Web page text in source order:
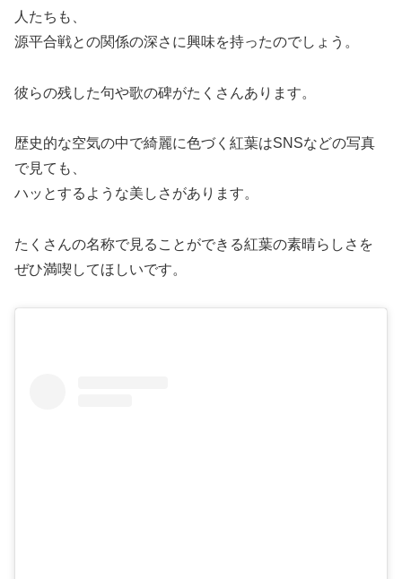
人たちも、
源平合戦との関係の深さに興味を持ったのでしょう。
彼らの残した句や歌の碑がたくさんあります。
歴史的な空気の中で綺麗に色づく紅葉はSNSなどの写真
で見ても、
ハッとするような美しさがあります。
たくさんの名称で見ることができる紅葉の素晴らしさを
ぜひ満喫してほしいです。